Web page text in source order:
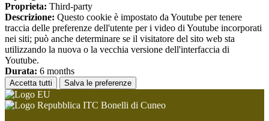
Proprieta: Third-party
Descrizione: Questo cookie è impostato da Youtube per tenere
traccia delle preferenze dell'utente per i video di Youtube incorporati
nei siti; può anche determinare se il visitatore del sito web sta
utilizzando la nuova o la vecchia versione dell'interfaccia di
Youtube.
Durata: 6 months
Accetta tutti Salva le preferenze
ITC Bonelli di Cuneo